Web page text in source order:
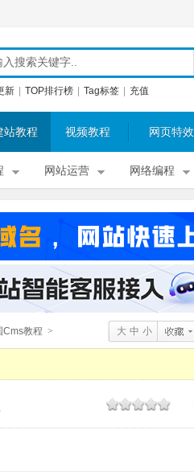
新 TOP排行榜 Tag标签 充值
站教程 视频教程 网页特效
网站运营 网络编程
Cms教程 > 大 中 小